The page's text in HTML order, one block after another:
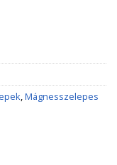
,Mágnesszelepes